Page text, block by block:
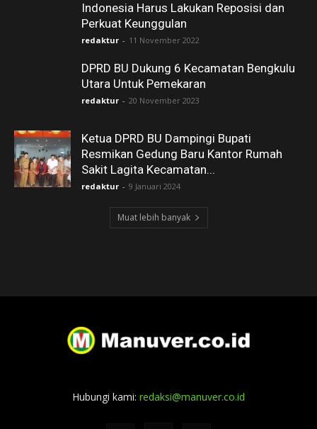
Indonesia Harus Lakukan Reposisi dan
Perkuat Keunggulan
redaktur - 11 November 2022
DPRD BU Dukung 6 Kecamatan Bengkulu
Utara Untuk Pemekaran
redaktur - 20 November 2023
Ketua DPRD BU Dampingi Bupati
Resmikan Gedung Baru Kantor Rumah
Sakit Lagita Kecamatan...
redaktur - 9 Januari 2024
Muat lebih banyak
Hubungi kami: redaksi@manuver.co.id